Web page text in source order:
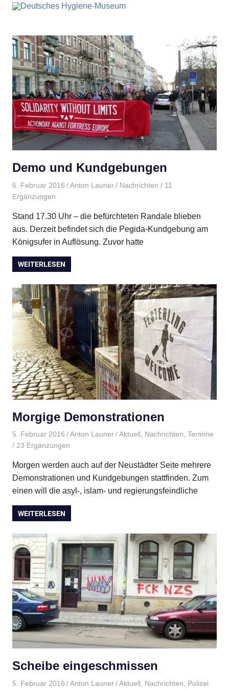
Demo und Kundgebungen
6. Februar 2016 Anton Launer Nachrichten / 11
Ergänzungen
Stand 17.30 Uhr – die befürchteten Randale blieben
aus. Derzeit befindet sich die Pegida-Kundgebung am
Königsufer in Auflösung. Zuvor hatte
WEITERLESEN
Morgige Demonstrationen
5. Februar 2016 Anton Launer Aktuell, Nachrichten, Termine
/ 23 Ergänzungen
Morgen werden auch auf der Neustädter Seite mehrere
Demonstrationen und Kundgebungen stattfinden. Zum
einen will die asyl-, islam- und regierungsfeindliche
WEITERLESEN
Scheibe eingeschmissen
5. Februar 2016 Anton Launer Aktuell Nachrichten Polizei